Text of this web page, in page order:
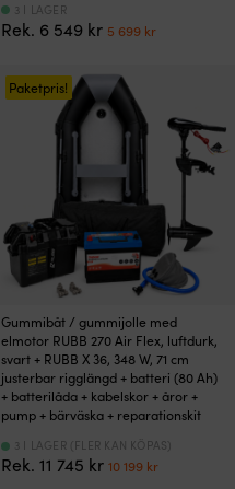
Rek. 6 549 kr Det
var:
6
549 kr.
5 699 krDet
699 kr.
3 I LAGER
Paketpris!
Gummibåt / gummijolle med
elmotor RUBB 270 Air Flex, luftdurk,
svart + RUBB X 36, 348 W, 71 cm
justerbar rigglängd + batteri (80 Ah)
+ batterilåda + kabelskor + åror +
pump + bärväska + reparationskit
Rek.11 745 krDet
10 199 krDet
3 I LAGER (FLER KAN KÖPAS)